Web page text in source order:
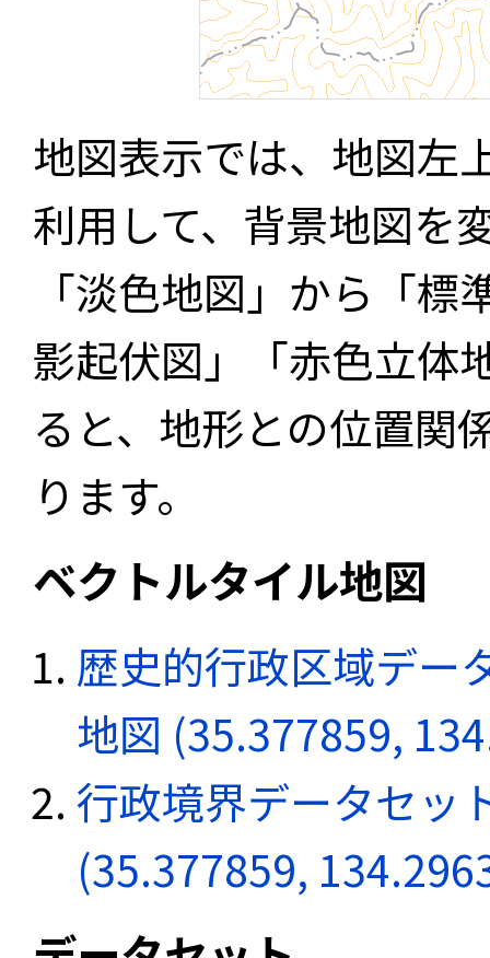
地図表示では、地図左
利用して、背景地図を
「淡色地図」から「
影起伏図」「赤色立体
ると、地形との位置関
ります。
ベクトルタイル地図
歴史的行政区域デー
地図 (35.377859,
行政境界データセッ
(35.377859,